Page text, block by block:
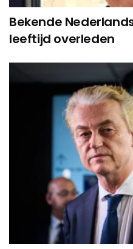
Bekende
leeftijd overleden